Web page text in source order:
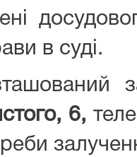
в суді.
6,